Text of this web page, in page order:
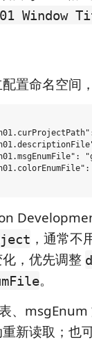
Window
置命名空间
，通常不
，优先调整
。
、msgEnum
新读取；也